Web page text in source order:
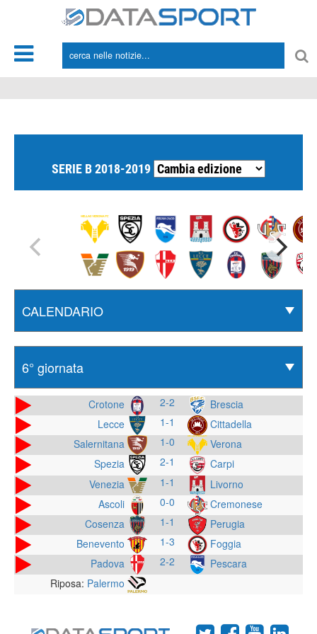
SERIE B 2018-2019
Crotone 2-2
Brescia
Lecce
1-1
Cittadella
Salernitana
1-0
Verona
Spezia
2-1
Carpi
Venezia
1-1
Livorno
Ascoli
0-0
Cremonese
Cosenza
1-1
Perugia
Benevento
1-3
Foggia
Padova
2-2
Pescara
Riposa: Palermo